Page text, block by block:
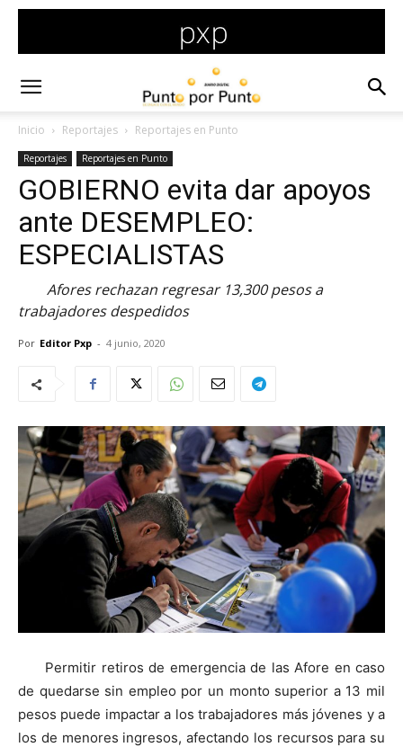
Inicio Reportajes Reportajes en Punto
Reportajes Reportajes en Punto
GOBIERNO evita dar apoyos
ante DESEMPLEO:
ESPECIALISTAS
Afores rechazan regresar 13,300 pesos a
trabajadores despedidos
Por Editor Pxp - 4 junio, 2020
Permitir retiros de emergencia de las Afore en caso
de quedarse sin empleo por un monto superior a 13 mil
pesos puede impactar a los trabajadores más jóvenes y a
los de menores ingresos, afectando los recursos para su